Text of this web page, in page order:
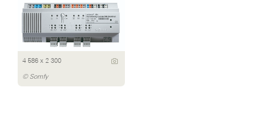
4 586 x 2 300
© Somfy